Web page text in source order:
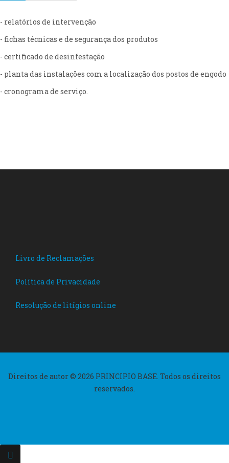
- relatórios de intervenção
- fichas técnicas e de segurança dos produtos
- certificado de desinfestação
- planta das instalações com a localização dos postos de engodo
- cronograma de serviço.
Livro de Reclamações
Política de Privacidade
Resolução de litígios online
Direitos de autor © 2026 PRINCIPIO BASE. Todos os direitos
reservados.